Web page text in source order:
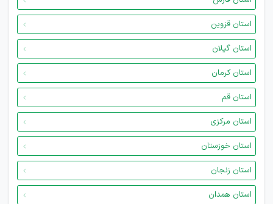
استان قزوین
استان گیلان
استان کرمان
استان قم
استان مرکزی
استان خوزستان
استان زنجان
استان همدان